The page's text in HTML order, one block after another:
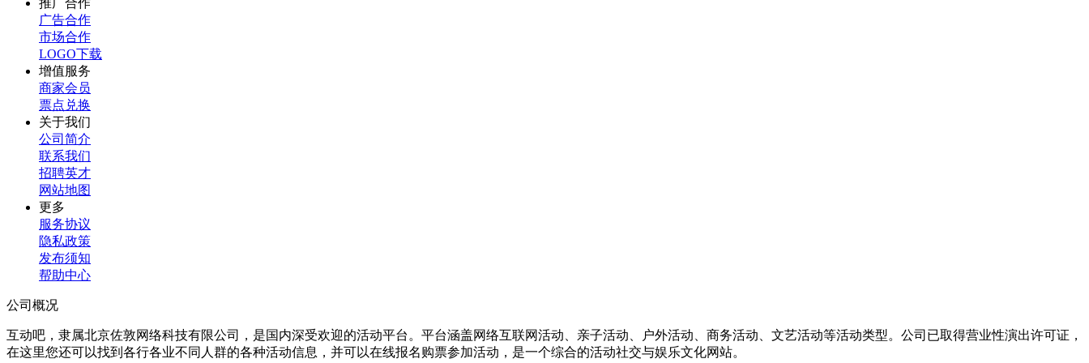
推广合作
广告合作
市场合作
LOGO下载
增值服务
商家会员
票点兑换
关于我们
公司简介
联系我们
招聘英才
网站地图
更多
服务协议
隐私政策
发布须知
帮助中心
公司概况
互动吧，隶属北京佐敦网络科技有限公司，是国内深受欢迎的活动平台。平台涵盖网络互联网活动、亲子活动、户外活动、商务活动、文艺活动等活动类型。公司已取得营业性演出许可证，
在这里您还可以找到各行各业不同人群的各种活动信息，并可以在线报名购票参加活动，是一个综合的活动社交与娱乐文化网站。